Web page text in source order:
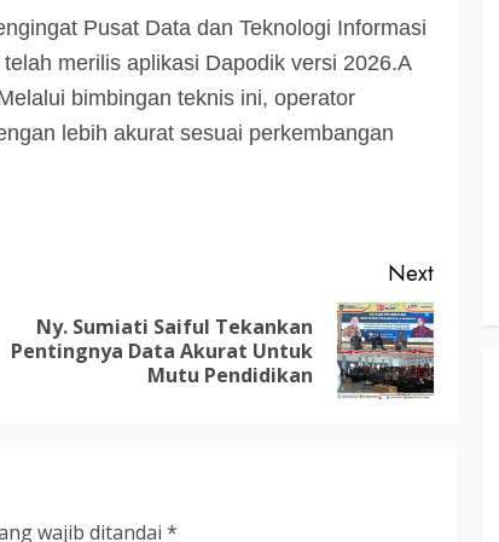
Pusat Data dan Teknologi Informasi
merilis aplikasi Dapodik versi 2026.A
bimbingan teknis ini, operator
lebih akurat sesuai perkembangan
Next
Ny. Sumiati Saiful Tekankan
Pentingnya Data Akurat Untuk
Mutu Pendidikan
wajib ditandai *
3 min read
KATINGAN